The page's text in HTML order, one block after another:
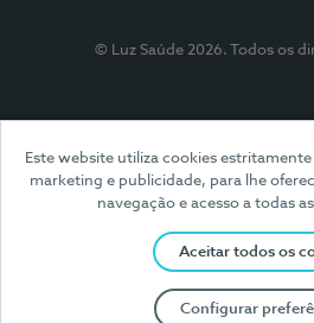
Este website utiliza cookies
marketing e publicidade, para lhe
navegação e acesso a todas
Aceitar todos os
Configurar
© Luz Saúde 2026. Todos os